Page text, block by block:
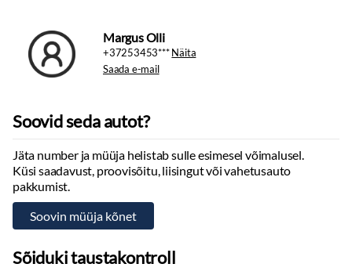
KONTRAST VÄRVIGA TURVAVÖÖD
APPLE CARPLAY
ANDROID AUTO (tehase andmetel lisandumas 2026a)
ROOLISOOJENDUS
ACC - ADAPTIIVNE PÜSIKIIRUSHOIDIK(STOP&GO)
PILOT ASSIST - STOP&GO AKTIIVNE UMMIKUASSISTENT
LANE KEEPING AID (LKA) - AKTIIVNE SÕIDURAJA ABISÜSTEEM
KOOS KORRIGEERIVA ROOLIGA
DISTANCE WARNING - VAHEKAUGUSE HOIATUS
BLIS - PIMEALA INFOSÜSTEEM
Margus Olli
+37253453***Näita
Saada e-mail
Soovid seda autot?
Jäta number ja müüja helistab sulle esimesel võimalusel.
Küsi saadavust, proovisõitu, liisingut või vahetusauto
pakkumist.
Sõiduki taustakontroll